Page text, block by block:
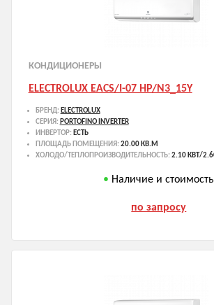
КОНДИЦИОНЕРЫ
ELECTROLUX EACS/I-07 HP/N3_15Y
БРЕНД: ELECTROLUX
СЕРИЯ: PORTOFINO INVERTER
ИНВЕРТОР: ЕСТЬ
ПЛОЩАДЬ ПОМЕЩЕНИЯ: 20.00 КВ.М
ХОЛОДО/ТЕПЛОПРОИЗВОДИТЕЛЬНОСТЬ: 2.10 КВТ/
Наличие и стоимость
по запросу